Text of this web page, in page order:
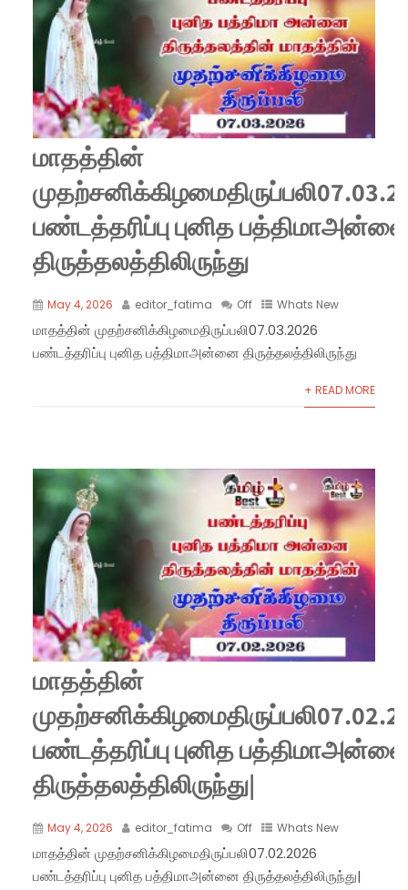
மாதத்தின்
பண்டத்தரிப்பு புனித
திருத்தலத்திலிருந்து
May 4, 2026 editor_fatima Off Whats New
மாதத்தின் முதற்சனிக்கிழமைதிருப்பலி07.03.2026
பண்டத்தரிப்பு புனித பத்திமாஅன்னை திருத்தலத்திலிருந்து
+ READ MORE
மாதத்தின்
பண்டத்தரிப்பு புனித
திருத்தலத்திலிருந்து|
May 4, 2026 editor_fatima Off Whats New
மாதத்தின் முதற்சனிக்கிழமைதிருப்பலி07.02.2026
பண்டத்தரிப்பு புனித பத்திமாஅன்னை திருத்தலத்திலிருந்து|